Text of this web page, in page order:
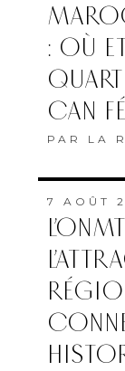
: OÙ
CAN
PAR LA
7 AOÛT